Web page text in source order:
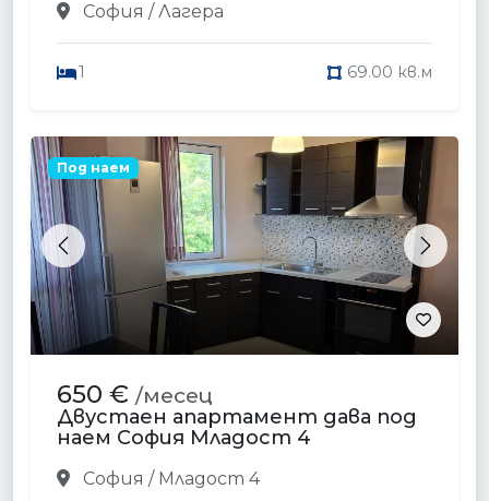
София / Лагера
1 69.00 кв.м
Previous Next
Под наем
650 € /месец
Двустаен апартамент дава под
наем София Младост 4
София / Младост 4